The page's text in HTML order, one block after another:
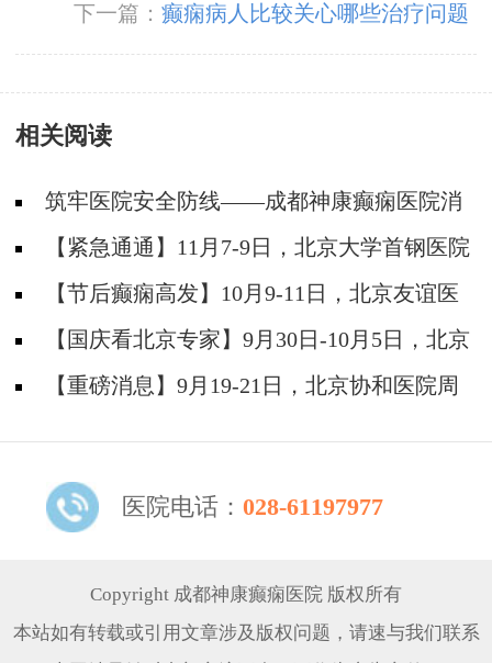
下一篇：癫痫病人比较关心哪些治疗问题
相关阅读
筑牢医院安全防线——成都神康癫痫医院消
防安全培训纪实
【紧急通通】11月7-9日，北京大学首钢医院
神经内科胡颖教授亲临成都会诊，破解癫痫疑难
【节后癫痫高发】10月9-11日，北京友谊医
院陈葵博士免费会诊+治疗援助，破解癫痫难
题！
【国庆看北京专家】9月30日-10月5日，北京
天坛&首钢医院两大专家蓉城亲诊+癫痫大额救
【重磅消息】9月19-21日，北京协和医院周
线！
医院电话： 028-61197977
Copyright 成都神康癫痫医院 版权所有
本站如有转载或引用文章涉及版权问题，请速与我们联系